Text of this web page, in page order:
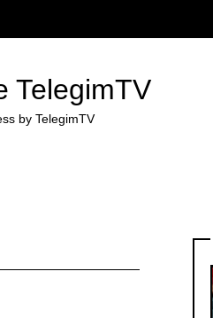
TelegimTV
by TelegimTV